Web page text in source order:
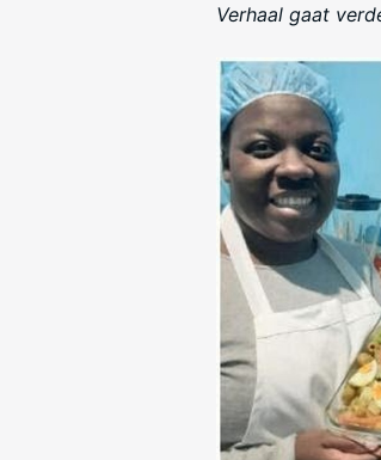
Verhaal gaat